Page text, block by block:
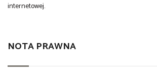
internetowej.
NOTA PRAWNA